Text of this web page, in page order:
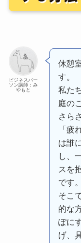
ビジネスパー
ソン講師：み
やもと
休憩
す。
私た
庭の
さら
「疲
は誰
し、
スを
です。
そこ
的な
ぽに
げ、